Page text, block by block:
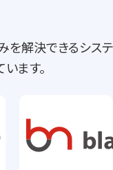
を解決できるシステ
ます。